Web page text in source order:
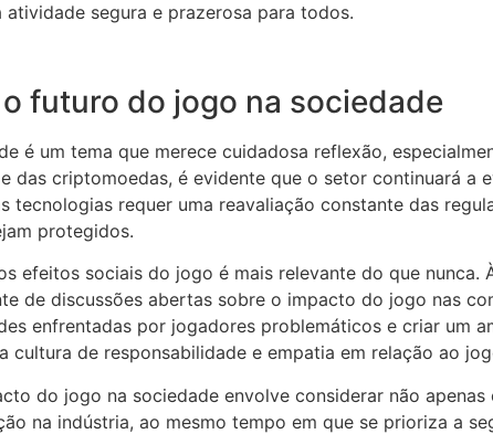
segura e prazerosa para todos.
futuro do jogo na sociedade
é um tema que merece cuidadosa reflexão,
das criptomoedas, é evidente que o setor continuará a
tecnologias requer uma reavaliação constante das
protegidos.
efeitos sociais do jogo é mais relevante do que
de discussões abertas sobre o impacto do jogo nas
enfrentadas por jogadores problemáticos e criar um
cultura de responsabilidade e empatia em relação ao
do jogo na sociedade envolve considerar não
na indústria, ao mesmo tempo em que se prioriza a